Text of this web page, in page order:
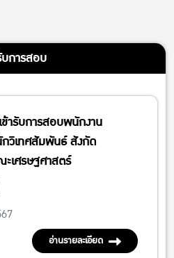
การสอบ
ารับการสอบพนักงาน
วิเทศสัมพันธ์ สังกัด
เศรษฐศาสตร์
อ่านรายละเอียด